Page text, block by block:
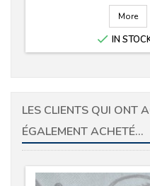
More
 IN
LES CLIENTS QUI ONT
ÉGALEMENT ACHETÉ...